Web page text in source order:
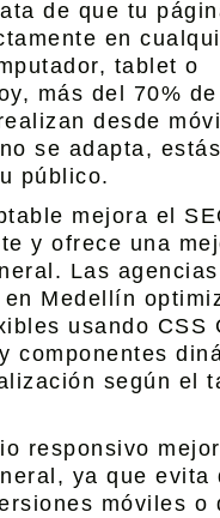
de que tu
en
tablet o
más del 70%
desde
se adapta,
público.
mejora el
y ofrece una
Las
Medellín
usando CSS
componentes
según el
responsivo
ya que evita
móviles o